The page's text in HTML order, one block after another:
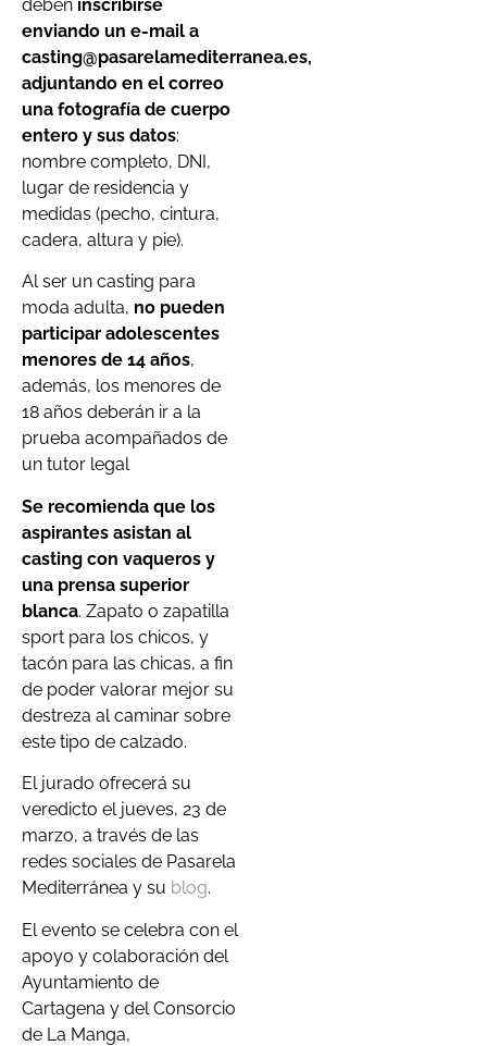
deben inscribirse
enviando un e-mail a
casting@pasarelamediterranea.es,
adjuntando en el correo
una fotografía de cuerpo
entero y sus datos:
nombre completo, DNI,
lugar de residencia y
medidas (pecho, cintura,
cadera, altura y pie).
Al ser un casting para
moda adulta, no pueden
participar adolescentes
menores de 14 años,
además, los menores de
18 años deberán ir a la
prueba acompañados de
un tutor legal
Se recomienda que los
aspirantes asistan al
casting con vaqueros y
una prensa superior
blanca. Zapato o zapatilla
sport para los chicos, y
tacón para las chicas, a fin
de poder valorar mejor su
destreza al caminar sobre
este tipo de calzado.
El jurado ofrecerá su
veredicto el jueves, 23 de
marzo, a través de las
redes sociales de Pasarela
Mediterránea y su blog.
El evento se celebra con el
apoyo y colaboración del
Ayuntamiento de
Cartagena y del Consorcio
de La Manga,